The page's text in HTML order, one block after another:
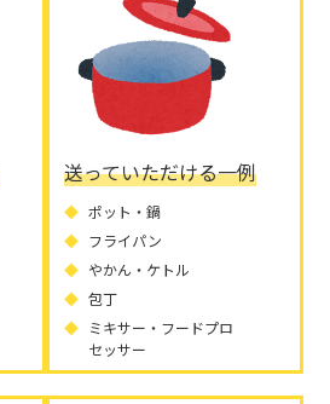
送っていただける一例
ポット・鍋
フライパン
やかん・ケトル
包丁
ミキサー・フードプロ
セッサー